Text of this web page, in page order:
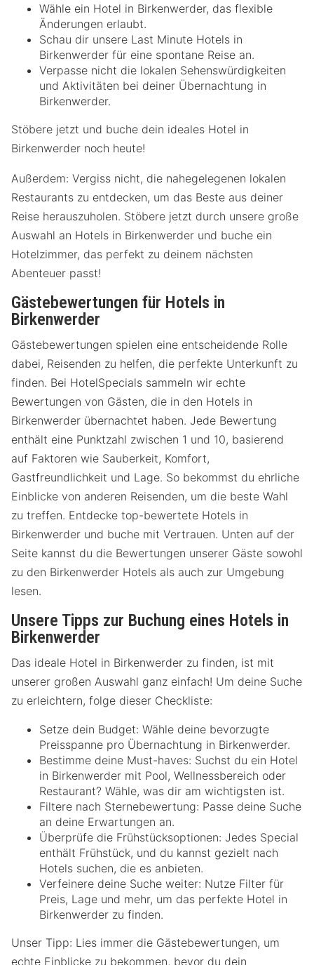
Wähle ein Hotel in Birkenwerder, das flexible
Änderungen erlaubt.
Schau dir unsere Last Minute Hotels in
Birkenwerder für eine spontane Reise an.
Verpasse nicht die lokalen Sehenswürdigkeiten
und Aktivitäten bei deiner Übernachtung in
Birkenwerder.
Stöbere jetzt und buche dein ideales Hotel in
Birkenwerder noch heute!
Außerdem: Vergiss nicht, die nahegelegenen lokalen
Restaurants zu entdecken, um das Beste aus deiner
Reise herauszuholen. Stöbere jetzt durch unsere große
Auswahl an Hotels in Birkenwerder und buche ein
Hotelzimmer, das perfekt zu deinem nächsten
Abenteuer passt!
Gästebewertungen für Hotels in
Birkenwerder
Gästebewertungen spielen eine entscheidende Rolle
dabei, Reisenden zu helfen, die perfekte Unterkunft zu
finden. Bei HotelSpecials sammeln wir echte
Bewertungen von Gästen, die in den Hotels in
Birkenwerder übernachtet haben. Jede Bewertung
enthält eine Punktzahl zwischen 1 und 10, basierend
auf Faktoren wie Sauberkeit, Komfort,
Gastfreundlichkeit und Lage. So bekommst du ehrliche
Einblicke von anderen Reisenden, um die beste Wahl
zu treffen. Entdecke top-bewertete Hotels in
Birkenwerder und buche mit Vertrauen. Unten auf der
Seite kannst du die Bewertungen unserer Gäste sowohl
zu den Birkenwerder Hotels als auch zur Umgebung
lesen.
Unsere Tipps zur Buchung eines Hotels in
Birkenwerder
Das ideale Hotel in Birkenwerder zu finden, ist mit
unserer großen Auswahl ganz einfach! Um deine Suche
zu erleichtern, folge dieser Checkliste:
Setze dein Budget: Wähle deine bevorzugte
Preisspanne pro Übernachtung in Birkenwerder.
Bestimme deine Must-haves: Suchst du ein Hotel
in Birkenwerder mit Pool, Wellnessbereich oder
Restaurant? Wähle, was dir am wichtigsten ist.
Filtere nach Sternebewertung: Passe deine Suche
an deine Erwartungen an.
Überprüfe die Frühstücksoptionen: Jedes Special
enthält Frühstück, und du kannst gezielt nach
Hotels suchen, die es anbieten.
Verfeinere deine Suche weiter: Nutze Filter für
Preis, Lage und mehr, um das perfekte Hotel in
Birkenwerder zu finden.
Unser Tipp: Lies immer die Gästebewertungen, um
echte Einblicke zu bekommen, bevor du dein